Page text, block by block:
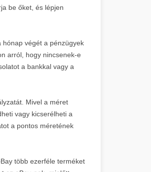
be őket, és lépjen
hónap végét a pénzügyek
arról, hogy nincsenek-e
a bankkal vagy a
Mivel a méret
vagy kicserélheti a
a pontos méretének
több ezerféle terméket